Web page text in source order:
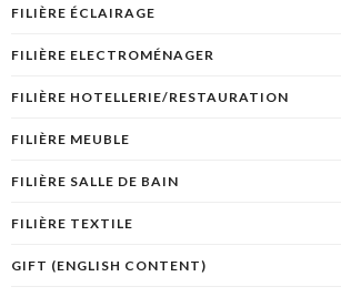
FILIÈRE ÉCLAIRAGE
FILIÈRE ELECTROMÉNAGER
FILIÈRE HOTELLERIE/RESTAURATION
FILIÈRE MEUBLE
FILIÈRE SALLE DE BAIN
FILIÈRE TEXTILE
GIFT (ENGLISH CONTENT)